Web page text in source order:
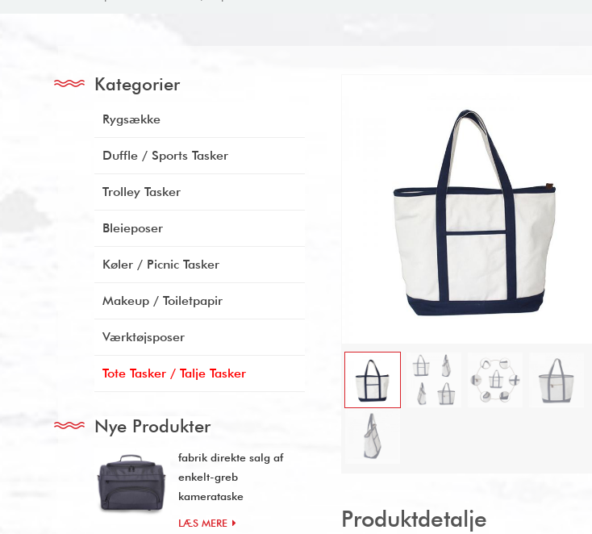
Kategorier
Rygsække
Duffle / Sports Tasker
Trolley Tasker
Bleieposer
Køler / Picnic Tasker
Makeup / Toiletpapir
Værktøjsposer
Tote Tasker / Talje Tasker
Nye Produkter
fabrik direkte salg af
enkelt-greb
kamerataske
LÆS MERE Produktdetalje